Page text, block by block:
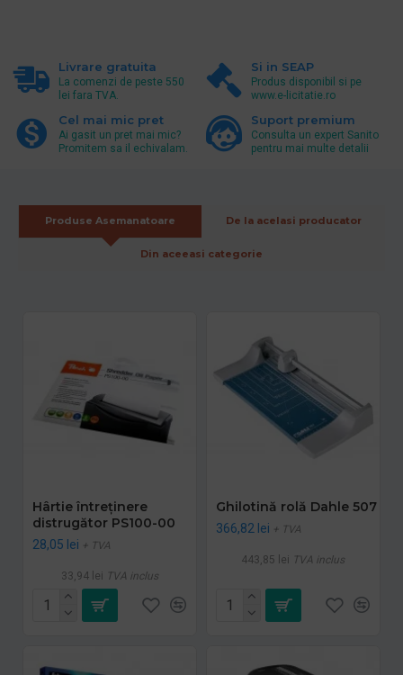
Livrare gratuita
La comenzi de peste 550
lei fara TVA.
Si in SEAP
Produs disponibil si pe
www.e-licitatie.ro
Cel mai mic pret
Ai gasit un pret mai mic?
Promitem sa il echivalam.
Suport premium
Consulta un expert Sanito
pentru mai multe detalii
Produse Asemanatoare De la acelasi producator
Din aceeasi categorie
Hârtie întreținere
distrugător PS100-00
28,05 lei + TVA
33,94 lei TVA inclus
Ghilotină rolă Dahle 507
366,82 lei + TVA
443,85 lei TVA inclus